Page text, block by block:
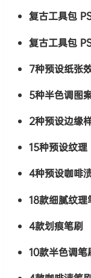
复古工具包
复古工具包
7种预设纸张
5种半色调图
2种预设边缘
15种预设纹理
4种预设咖啡
18款细腻纹理
4款划痕笔刷
10款半色调笔